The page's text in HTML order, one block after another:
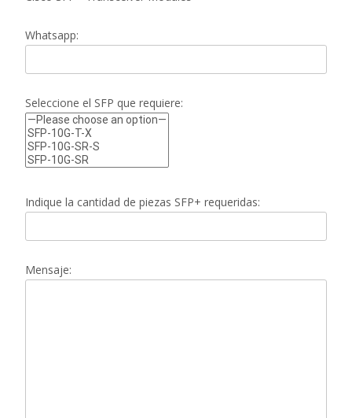
Whatsapp:
Seleccione el SFP que requiere:
Indique la cantidad de piezas SFP+ requeridas:
Mensaje: